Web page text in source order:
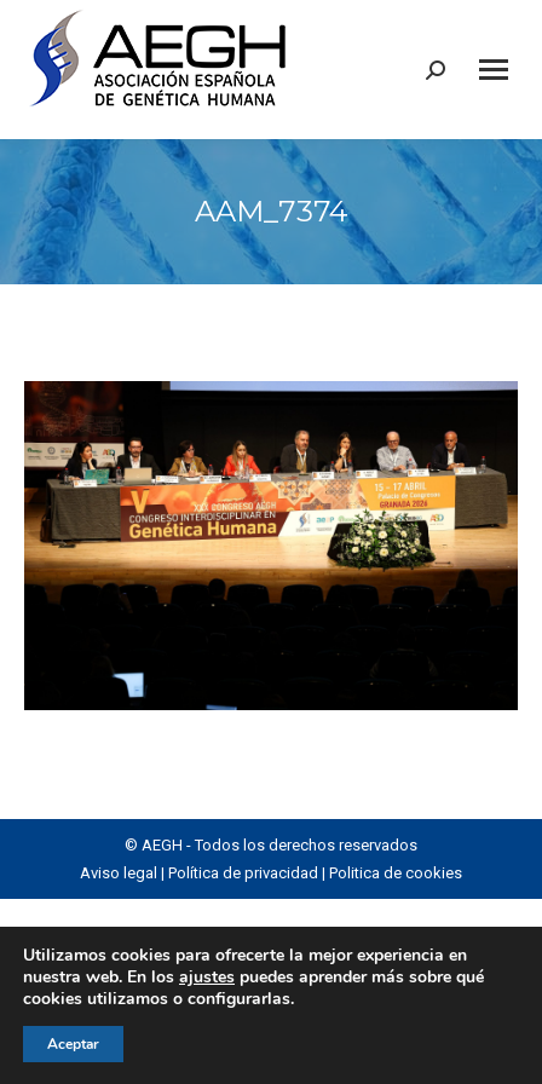
Buscar:
AAM_7374
© AEGH - Todos los derechos reservados
Aviso legal | Política de privacidad | Politica de cookies
Utilizamos cookies para ofrecerte la mejor experiencia en
nuestra web. En los ajustes puedes aprender más sobre qué
cookies utilizamos o configurarlas.
Aceptar